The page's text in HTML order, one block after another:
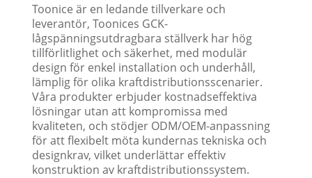
Toonice är en ledande tillverkare och
leverantör, Toonices GCK-
lågspänningsutdragbara ställverk har hög
tillförlitlighet och säkerhet, med modulär
design för enkel installation och underhåll,
lämplig för olika kraftdistributionsscenarier.
Våra produkter erbjuder kostnadseffektiva
lösningar utan att kompromissa med
kvaliteten, och stödjer ODM/OEM-anpassning
för att flexibelt möta kundernas tekniska och
designkrav, vilket underlättar effektiv
konstruktion av kraftdistributionssystem.